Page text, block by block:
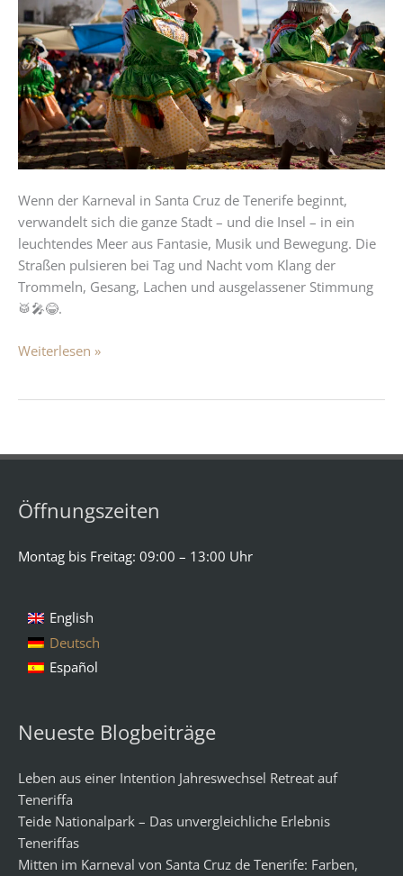
Wenn der Karneval in Santa Cruz de Tenerife beginnt,
verwandelt sich die ganze Stadt – und die Insel – in ein
leuchtendes Meer aus Fantasie, Musik und Bewegung. Die
Straßen pulsieren bei Tag und Nacht vom Klang der
Trommeln, Gesang, Lachen und ausgelassener Stimmung
🥁🎤😂.
Santa
Cruz
de
Tenerife:
Farben,
Musik
und
pure
Weiterlesen »
Öffnungszeiten
Montag bis Freitag: 09:00 – 13:00 Uhr
English
Deutsch
Español
Neueste Blogbeiträge
Leben aus einer Intention Jahreswechsel Retreat auf
Teneriffa
Teide Nationalpark – Das unvergleichliche Erlebnis
Teneriffas
Mitten im Karneval von Santa Cruz de Tenerife: Farben,